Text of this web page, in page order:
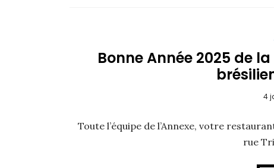
Bonne Année 2025 de
4
Toute l’équipe de l’Annexe, votre
rue